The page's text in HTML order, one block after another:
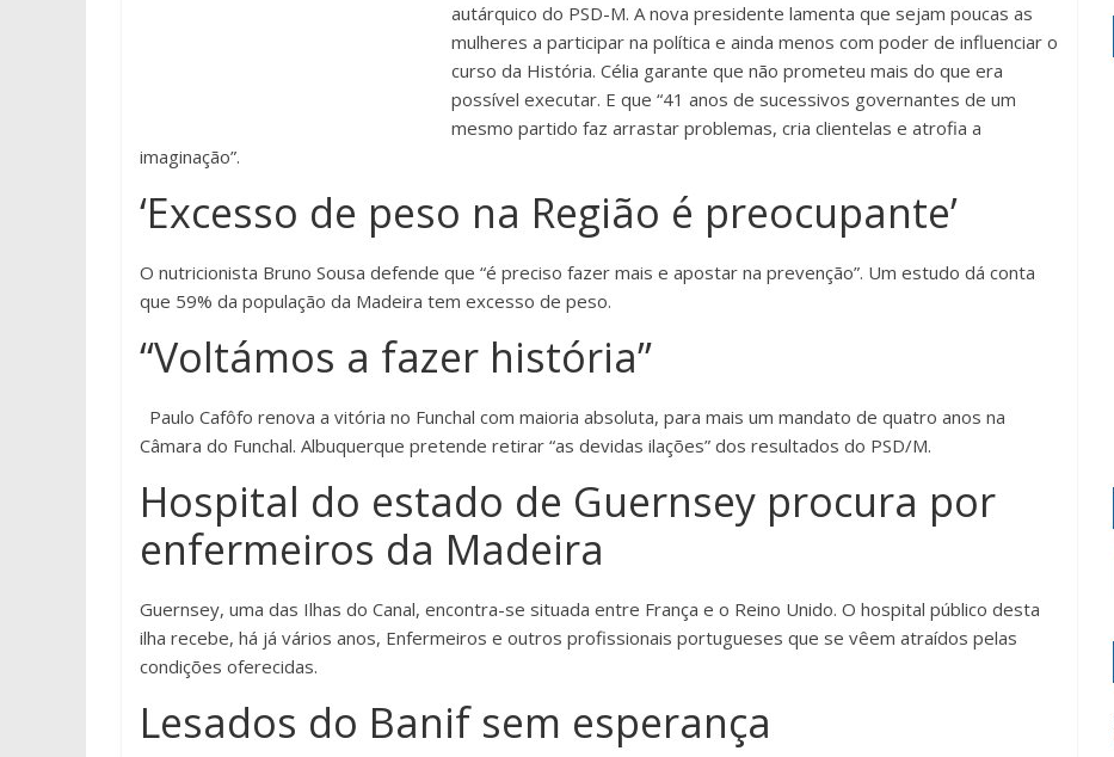
autárquico do PSD-M. A nova presidente lamenta que sejam poucas as
mulheres a participar na política e ainda menos com poder de influenciar o
curso da História. Célia garante que não prometeu mais do que era
possível executar. E que “41 anos de sucessivos governantes de um
mesmo partido faz arrastar problemas, cria clientelas e atrofia a
imaginação”.
‘Excesso de peso na Região é preocupante’
O nutricionista Bruno Sousa defende que “é preciso fazer mais e apostar na prevenção”. Um estudo dá conta
que 59% da população da Madeira tem excesso de peso.
“Voltámos a fazer história”
Paulo Cafôfo renova a vitória no Funchal com maioria absoluta, para mais um mandato de quatro anos na
Câmara do Funchal. Albuquerque pretende retirar “as devidas ilações” dos resultados do PSD/M.
Hospital do estado de Guernsey procura por
enfermeiros da Madeira
Guernsey, uma das Ilhas do Canal, encontra-se situada entre França e o Reino Unido. O hospital público desta
ilha recebe, há já vários anos, Enfermeiros e outros profissionais portugueses que se vêem atraídos pelas
condições oferecidas.
Lesados do Banif sem esperança